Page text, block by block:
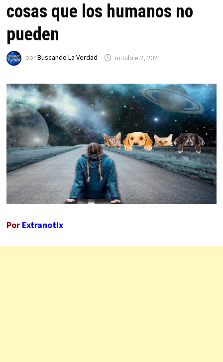
cosas que los humanos no
pueden
porBuscando La Verdad octubre 2, 2021
Por Extranotix